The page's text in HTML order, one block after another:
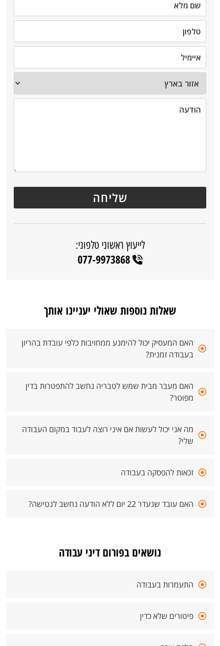
לייעוץ ראשוני טלפוני:
077-9973868
שאלות נוספות שאולי יעניינו אותך
האם המעסיק יכול להימנע ממחויבות כלפי עובדת בהריון
בעבודה זמנית?
האם מעבר מבית שמש לטבריה נחשב להתפטרות בדין
מפוטר?
מה אני יכול לעשות אם איני רוצה לעבוד במקום העבודה
שלי?
זכאות להפסקה בעבודה
האם עובד שנעדר 22 יום ללא הודעה נחשב לנטישה?
נושאים בפורום דיני עבודה
התעמרות בעבודה
פיטורים שלא כדין